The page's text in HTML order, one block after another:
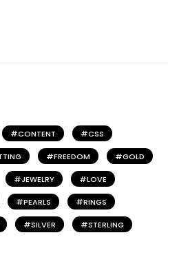
CONTENT CSS
FREEDOM GOLD
JEWELRY LOVE
PEARLS RINGS
SILVER STERLING